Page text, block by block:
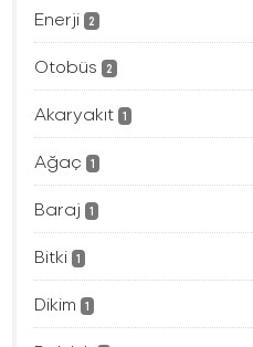
Enerji 2
Otobüs 2
Akaryakıt 1
Ağaç 1
Baraj 1
Bitki 1
Dikim 1